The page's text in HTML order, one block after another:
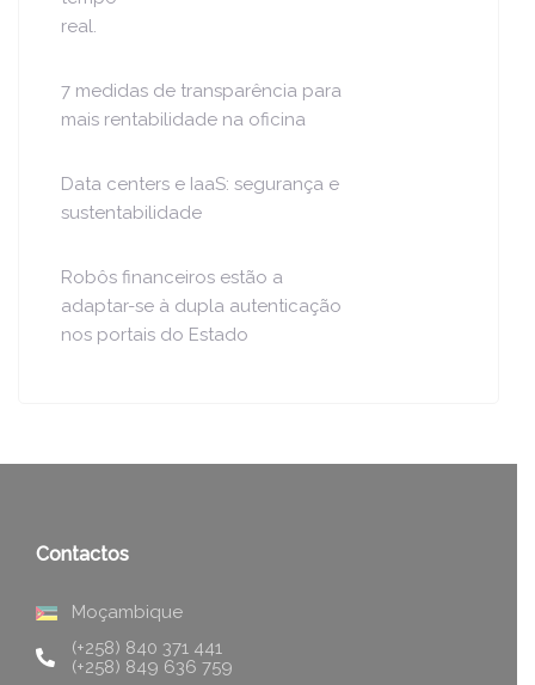
7 medidas de transparência para
mais rentabilidade na oficina
Data centers e IaaS: segurança e
sustentabilidade
Robôs financeiros estão a
adaptar-se à dupla autenticação
nos portais do Estado
Contactos
Moçambique
(+258) 840 371 441
(+258) 849 636 759